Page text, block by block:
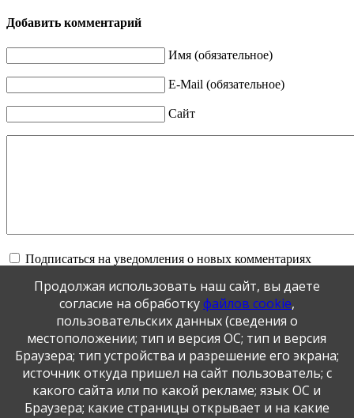
Добавить комментарий
Имя (обязательное)
E-Mail (обязательное)
Сайт
Подписаться на уведомления о новых комментариях
Отправить
JComments
Публикация персональных данных, в том числе
фотографий, производится в соответствии с
Продолжая использовать наш сайт, вы даете
согласие на обработкуфайлов cookie,
пользовательских данных (сведения о
местоположении; тип и версия ОС; тип и версия
Браузера; тип устройства и разрешение его экрана;
источник откуда пришел на сайт пользователь; с
какого сайта или по какой рекламе; язык ОС и
Браузера; какие страницы открывает и на какие